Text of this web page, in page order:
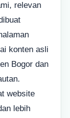
relevan
konten asli
Bogor dan
website
lebih